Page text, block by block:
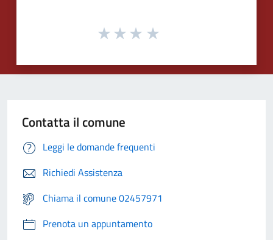
Contatta il comune
Leggi le domande frequenti
Richiedi Assistenza
Chiama il comune 02457971
Prenota un appuntamento